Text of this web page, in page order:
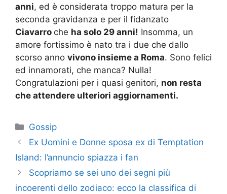
anni, ed è considerata troppo matura per la
seconda gravidanza e per il fidanzato
Ciavarro che ha solo 29 anni! Insomma, un
amore fortissimo è nato tra i due che dallo
scorso anno vivono insieme a Roma. Sono felici
ed innamorati, che manca? Nulla!
Congratulazioni per i quasi genitori, non resta
che attendere ulteriori aggiornamenti.
Categorie
Gossip
Ex Uomini e Donne sposa ex di Temptation
Island: l’annuncio spiazza i fan
Scopriamo se sei uno dei segni più
incoerenti dello zodiaco: ecco la classifica di